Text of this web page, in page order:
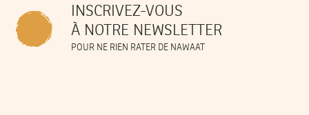
INSCRIVEZ-VOUS
À NOTRE NEWSLETTER
POUR NE RIEN RATER DE NAWAAT